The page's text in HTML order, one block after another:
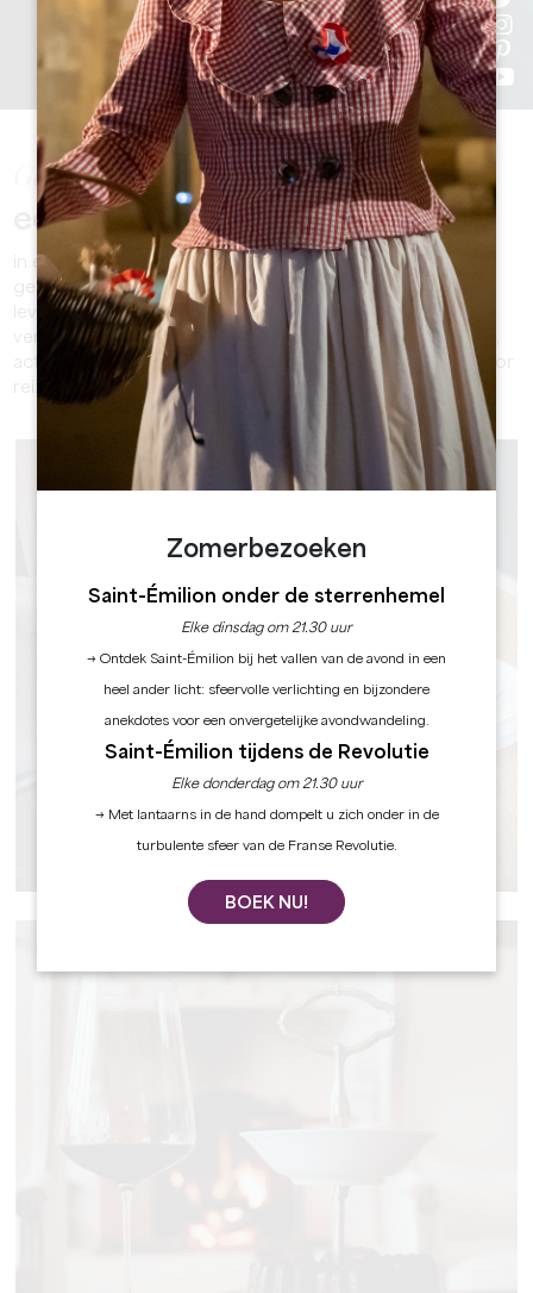
Geniet van
een uniek verblijf
in een charmante en authentieke omgeving, waar
geschiedenis en traditie zich vermengen met het rustige
levenstempo. Grand Saint-Émilionnais biedt een
verscheidenheid aan accommodatie, restaurants, winkels,
activiteiten, bezoeken en diensten die aantrekkelijk zijn voor
reizigers die op zoek zijn naar een verkwikkende ervaring.
PRAKTISCHE INFORMATIE
Zomerbezoeken
Saint-Émilion onder de sterrenhemel
Elke dinsdag om 21.30 uur
→ Ontdek Saint-Émilion bij het vallen van de avond in een
heel ander licht: sfeervolle verlichting en bijzondere
anekdotes voor een onvergetelijke avondwandeling.
Saint-Émilion tijdens de Revolutie
Elke donderdag om 21.30 uur
→ Met lantaarns in de hand dompelt u zich onder in de
turbulente sfeer van de Franse Revolutie.
BOEK NU!